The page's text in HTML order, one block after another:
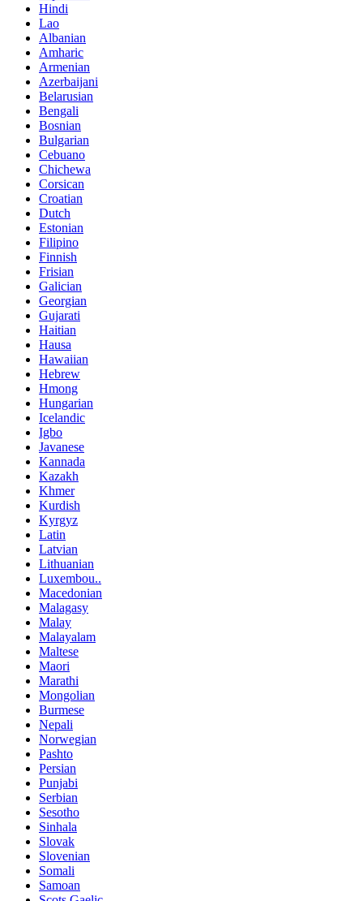
Hindi
Lao
Albanian
Amharic
Armenian
Azerbaijani
Belarusian
Bengali
Bosnian
Bulgarian
Cebuano
Chichewa
Corsican
Croatian
Dutch
Estonian
Filipino
Finnish
Frisian
Galician
Georgian
Gujarati
Haitian
Hausa
Hawaiian
Hebrew
Hmong
Hungarian
Icelandic
Igbo
Javanese
Kannada
Kazakh
Khmer
Kurdish
Kyrgyz
Latin
Latvian
Lithuanian
Luxembou..
Macedonian
Malagasy
Malay
Malayalam
Maltese
Maori
Marathi
Mongolian
Burmese
Nepali
Norwegian
Pashto
Persian
Punjabi
Serbian
Sesotho
Sinhala
Slovak
Slovenian
Somali
Samoan